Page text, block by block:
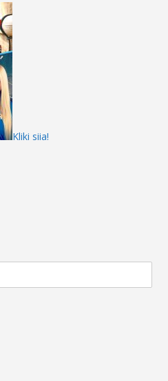
Kliki siia!